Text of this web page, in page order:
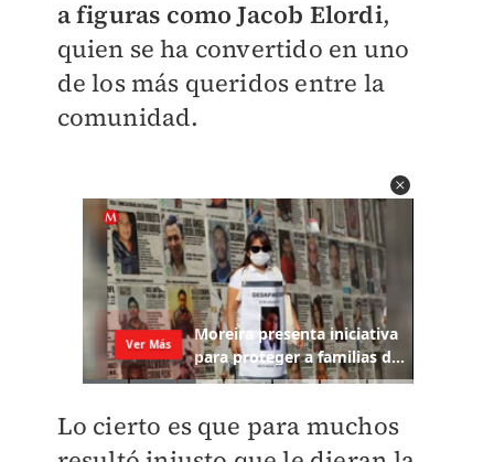
a figuras como Jacob Elordi,
quien se ha convertido en uno
de los más queridos entre la
comunidad.
Lo cierto es que para muchos